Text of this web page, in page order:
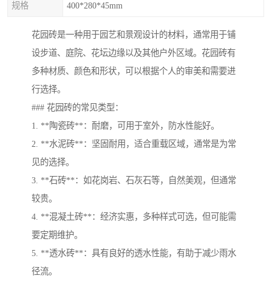
规格 400*280*45mm
花园砖是一种用于园艺和景观设计的材料，通常用于铺
设步道、庭院、花坛边缘以及其他户外区域。花园砖有
多种材质、颜色和形状，可以根据个人的审美和需要进
行选择。
### 花园砖的常见类型：
1. **陶瓷砖**：耐磨，可用于室外，防水性能好。
2. **水泥砖**：坚固耐用，适合重载区域，通常是为常
见的选择。
3. **石砖**：如花岗岩、石灰石等，自然美观，但通常
较贵。
4. **混凝土砖**：经济实惠，多种样式可选，但可能需
要定期维护。
5. **透水砖**：具有良好的透水性能，有助于减少雨水
径流。